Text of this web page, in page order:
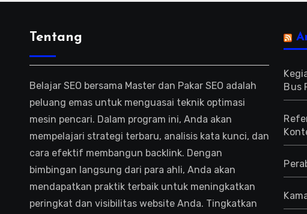
Tentang
Belajar SEO bersama Master dan Pakar SEO adalah
peluang emas untuk menguasai teknik optimasi
mesin pencari. Dalam program ini, Anda akan
mempelajari strategi terbaru, analisis kata kunci, dan
cara efektif membangun backlink. Dengan
bimbingan langsung dari para ahli, Anda akan
mendapatkan praktik terbaik untuk meningkatkan
peringkat dan visibilitas website Anda. Tingkatkan
Bus